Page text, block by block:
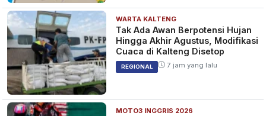
WARTA KALTENG
Tak Ada Awan Berpotensi Hujan
Hingga Akhir Agustus, Modifikasi
Cuaca di Kalteng Disetop
REGIONAL 7 jam yang lalu
MOTO3 INGGRIS 2026